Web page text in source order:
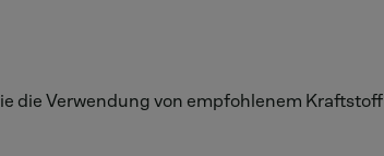
die Verwendung von empfohlenem Kraftstoff